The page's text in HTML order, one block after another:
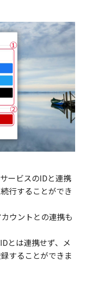
ービスのIDと連携
行することができ
ウントとの連携も
とは連携せず、メ
することができま